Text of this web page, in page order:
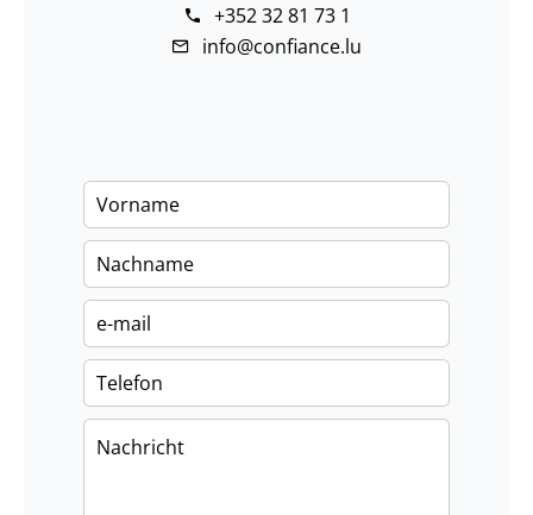
+352 32 81 73 1
info@confiance.lu